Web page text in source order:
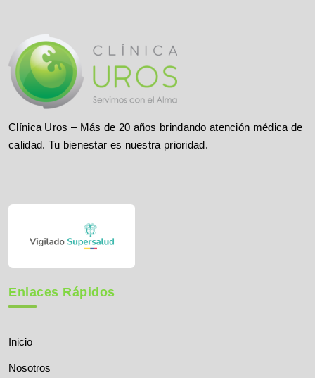
Clínica Uros – Más de 20 años brindando atención médica de
calidad. Tu bienestar es nuestra prioridad.
Enlaces Rápidos
Inicio
Nosotros